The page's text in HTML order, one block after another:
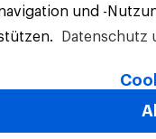
und -
Datenschutz